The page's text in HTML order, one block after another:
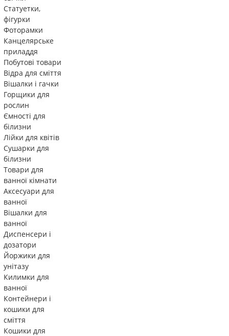
Статуетки,
фігурки
Фоторамки
Канцелярське
приладдя
Побутові товари
Відра для сміття
Вішалки і гачки
Горщики для
рослин
Ємності для
білизни
Лійки для квітів
Сушарки для
білизни
Товари для
ванної кімнати
Аксесуари для
ванної
Вішалки для
ванної
Диспенсери і
дозатори
Йоржики для
унітазу
Килимки для
ванної
Контейнери і
кошики для
сміття
Кошики для